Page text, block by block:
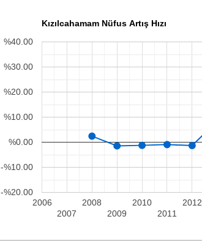
Kızılcahamam Nüfus Artış Hızı
2006
2007
2008
2009
2010
2011
2012
-%20.00
-%10.00
%0.00
%10.00
%20.00
%30.00
%40.00